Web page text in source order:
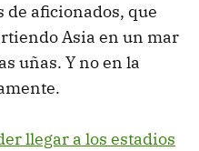
aficionados, que
Asia en un mar
uñas. Y no en la
llegar a los estadios